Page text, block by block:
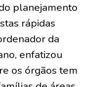
planejamento
rápidas
da
enfatizou
os órgãos tem